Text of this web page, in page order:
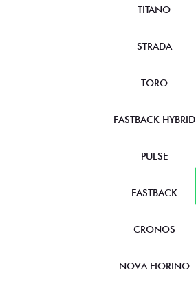
TITANO
STRADA
TORO
FASTBACK HYBRID
PULSE
FASTBACK
CRONOS
NOVA FIORINO